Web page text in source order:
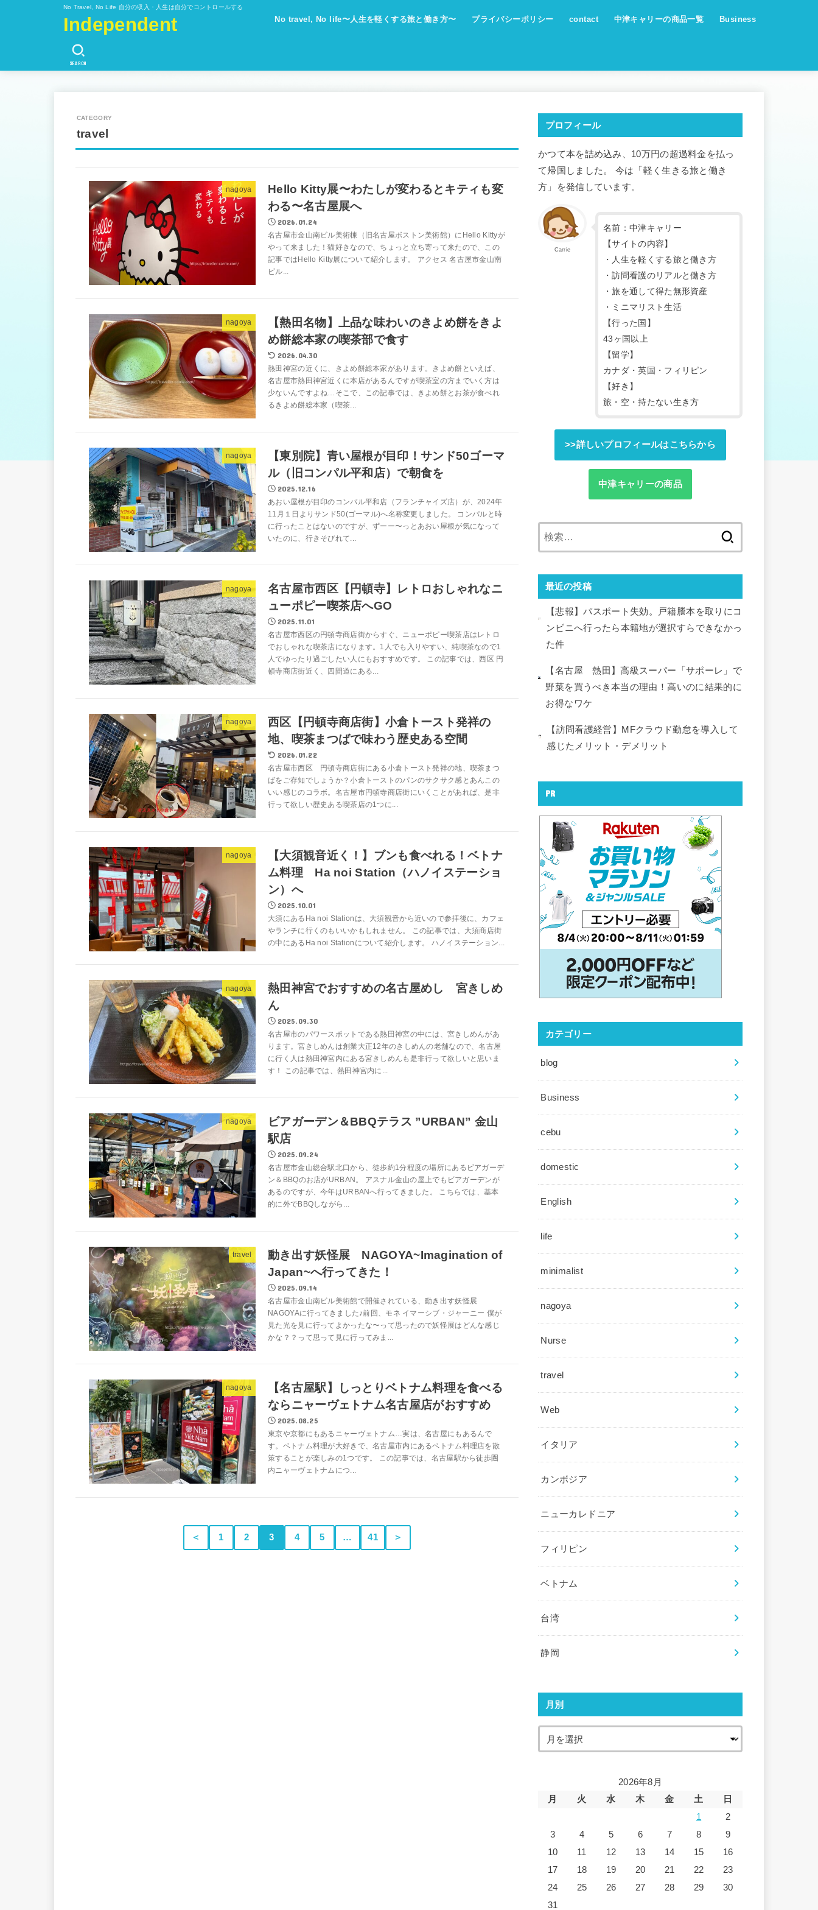
No Travel, No Life 自分の収入・人生は自分でコントロールする
Independent No travel, No life〜人生を軽くする旅と働き方〜 プライバシーポリシー contact 中津キャリーの商品一覧 Business
SEARCH
travel
nagoya
Hello Kitty展〜わたしが変わるとキティも変
わる〜名古屋展へ
2026.01.24
名古屋市金山南ビル美術棟（旧名古屋ボストン美術館）にHello Kittyが
やって来ました！猫好きなので、ちょっと立ち寄って来たので、この
記事ではHello Kitty展について紹介します。 アクセス 名古屋市金山南
ビル...
nagoya
【熱田名物】上品な味わいのきよめ餅をきよ
め餅総本家の喫茶部で食す
2026.04.30
熱田神宮の近くに、きよめ餅総本家があります。きよめ餅といえば、
名古屋市熱田神宮近くに本店があるんですが喫茶室の方までいく方は
少ないんですよね…そこで、この記事では、きよめ餅とお茶が食べれ
るきよめ餅総本家（喫茶...
nagoya
【東別院】青い屋根が目印！サンド50ゴーマ
ル（旧コンパル平和店）で朝食を
2025.12.16
あおい屋根が目印のコンパル平和店（フランチャイズ店）が、2024年
11月１日よりサンド50(ゴーマル)へ名称変更しました。 コンパルと時
に行ったことはないのですが、ずーー〜っとあおい屋根が気になって
いたのに、行きそびれて...
nagoya
名古屋市西区【円頓寺】レトロおしゃれなニ
ューポピー喫茶店へGO
2025.11.01
名古屋市西区の円頓寺商店街からすぐ、ニューポピー喫茶店はレトロ
でおしゃれな喫茶店になります。1人でも入りやすい、純喫茶なので1
人でゆったり過ごしたい人にもおすすめです。 この記事では、西区 円
頓寺商店街近く、四間道にある...
nagoya
西区【円頓寺商店街】小倉トースト発祥の
地、喫茶まつばで味わう歴史ある空間
2026.01.22
名古屋市西区 円頓寺商店街にある小倉トースト発祥の地、喫茶まつ
ばをご存知でしょうか？小倉トーストのパンのサクサク感とあんこの
いい感じのコラボ。名古屋市円頓寺商店街にいくことがあれば、是非
行って欲しい歴史ある喫茶店の1つに...
nagoya
【大須観音近く！】ブンも食べれる！ベトナ
ム料理 Ha noi Station（ハノイステーショ
ン）へ
2025.10.01
大須にあるHa noi Stationは、大須観音から近いので参拝後に、カフェ
やランチに行くのもいいかもしれません。 この記事では、大須商店街
の中にあるHa noi Stationについて紹介します。 ハノイステーション...
nagoya
熱田神宮でおすすめの名古屋めし 宮きしめ
ん
2025.09.30
名古屋市のパワースポットである熱田神宮の中には、宮きしめんがあ
ります。宮きしめんは創業大正12年のきしめんの老舗なので、名古屋
に行く人は熱田神宮内にある宮きしめんも是非行って欲しいと思いま
す！ この記事では、熱田神宮内に...
nagoya
ビアガーデン＆BBQテラス ”URBAN” 金山
駅店
2025.09.24
名古屋市金山総合駅北口から、徒歩約1分程度の場所にあるビアガーデ
ン＆BBQのお店がURBAN。 アスナル金山の屋上でもビアガーデンが
あるのですが、今年はURBANへ行ってきました。 こちらでは、基本
的に外でBBQしながら...
travel
動き出す妖怪展 NAGOYA~Imagination of
Japan~へ行ってきた！
2025.09.14
名古屋市金山南ビル美術館で開催されている、動き出す妖怪展
NAGOYAに行ってきました♪前回、モネ イマーシブ・ジャーニー 僕が
見た光を見に行ってよかったな〜って思ったので妖怪展はどんな感じ
かな？？って思って見に行ってみま...
nagoya
【名古屋駅】しっとりベトナム料理を食べる
ならニャーヴェトナム名古屋店がおすすめ
2025.08.25
東京や京都にもあるニャーヴェトナム…実は、名古屋にもあるんで
す。ベトナム料理が大好きで、名古屋市内にあるベトナム料理店を散
策することが楽しみの1つです。 この記事では、名古屋駅から徒歩圏
内ニャーヴェトナムにつ...
＜ 1 2 3 4 5 … 41 ＞
プロフィール
かつて本を詰め込み、10万円の超過料金を払っ
て帰国しました。 今は「軽く生きる旅と働き
方」を発信しています。
Carrie
名前：中津キャリー
【サイトの内容】
・人生を軽くする旅と働き方
・訪問看護のリアルと働き方
・旅を通して得た無形資産
・ミニマリスト生活
【行った国】
43ヶ国以上
【留学】
カナダ・英国・フィリピン
【好き】
旅・空・持たない生き方
>>詳しいプロフィールはこちらから
中津キャリーの商品
最近の投稿
【悲報】パスポート失効。戸籍謄本を取りにコ
ンビニへ行ったら本籍地が選択すらできなかっ
た件
【名古屋 熱田】高級スーパー「サポーレ」で
野菜を買うべき本当の理由！高いのに結果的に
お得なワケ
【訪問看護経営】MFクラウド勤怠を導入して
感じたメリット・デメリット
PR
カテゴリー
blog
Business
cebu
domestic
English
life
minimalist
nagoya
Nurse
travel
Web
イタリア
カンボジア
ニューカレドニア
フィリピン
ベトナム
台湾
静岡
月別
2026年8月
月
火 水 木 金 土
日
1
2
3
4 5 6 7 8
9
10
11 12 13 14 15
16
17
18 19 20 21 22
23
24
25 26 27 28 29
30
31